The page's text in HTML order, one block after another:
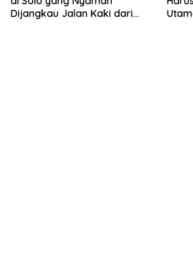
Dijangkau Jalan Kaki dari